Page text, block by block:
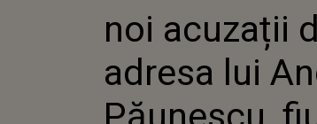
noi acuzații
adresa lui